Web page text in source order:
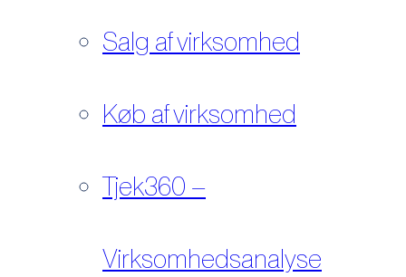
Salg af virksomhed
Køb af virksomhed
Tjek360 –
Virksomhedsanalyse